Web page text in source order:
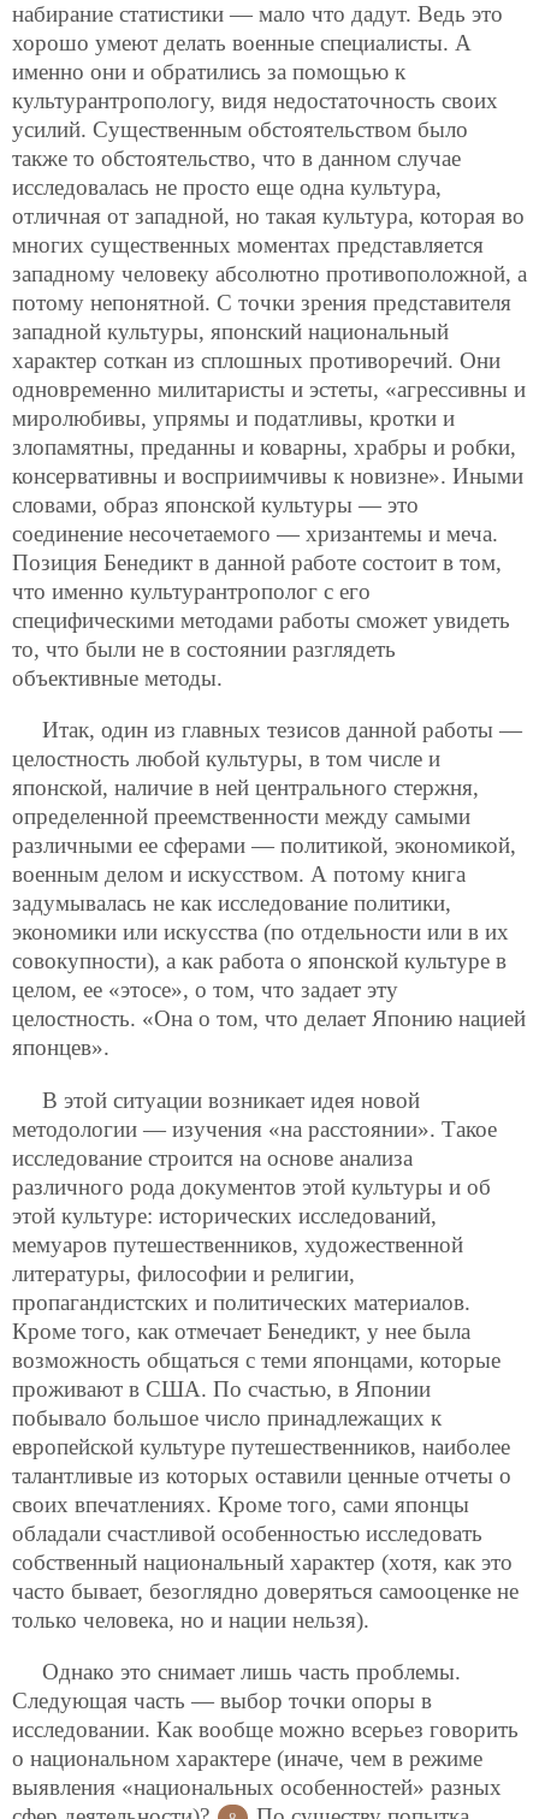
набирание статистики — мало что дадут. Ведь это
хорошо умеют делать военные специалисты. А
именно они и обратились за помощью к
культурантропологу, видя недостаточность своих
усилий. Существенным обстоятельством было
также то обстоятельство, что в данном случае
исследовалась не просто еще одна культура,
отличная от западной, но такая культура, которая во
многих существенных моментах представляется
западному человеку абсолютно противоположной, а
потому непонятной. С точки зрения представителя
западной культуры, японский национальный
характер соткан из сплошных противоречий. Они
одновременно милитаристы и эстеты, «агрессивны и
миролюбивы, упрямы и податливы, кротки и
злопамятны, преданны и коварны, храбры и робки,
консервативны и восприимчивы к новизне». Иными
словами, образ японской культуры — это
соединение несочетаемого — хризантемы и меча.
Позиция Бенедикт в данной работе состоит в том,
что именно культурантрополог с его
специфическими методами работы сможет увидеть
то, что были не в состоянии разглядеть
объективные методы.
Итак, один из главных тезисов данной работы —
целостность любой культуры, в том числе и
японской, наличие в ней центрального стержня,
определенной преемственности между самыми
различными ее сферами — политикой, экономикой,
военным делом и искусством. А потому книга
задумывалась не как исследование политики,
экономики или искусства (по отдельности или в их
совокупности), а как работа о японской культуре в
целом, ее «этосе», о том, что задает эту
целостность. «Она о том, что делает Японию нацией
японцев».
В этой ситуации возникает идея новой
методологии — изучения «на расстоянии». Такое
исследование строится на основе анализа
различного рода документов этой культуры и об
этой культуре: исторических исследований,
мемуаров путешественников, художественной
литературы, философии и религии,
пропагандистских и политических материалов.
Кроме того, как отмечает Бенедикт, у нее была
возможность общаться с теми японцами, которые
проживают в США. По счастью, в Японии
побывало большое число принадлежащих к
европейской культуре путешественников, наиболее
талантливые из которых оставили ценные отчеты о
своих впечатлениях. Кроме того, сами японцы
обладали счастливой особенностью исследовать
собственный национальный характер (хотя, как это
часто бывает, безоглядно доверяться самооценке не
только человека, но и нации нельзя).
Однако это снимает лишь часть проблемы.
Следующая часть — выбор точки опоры в
исследовании. Как вообще можно всерьез говорить
о национальном характере (иначе, чем в режиме
выявления «национальных особенностей» разных